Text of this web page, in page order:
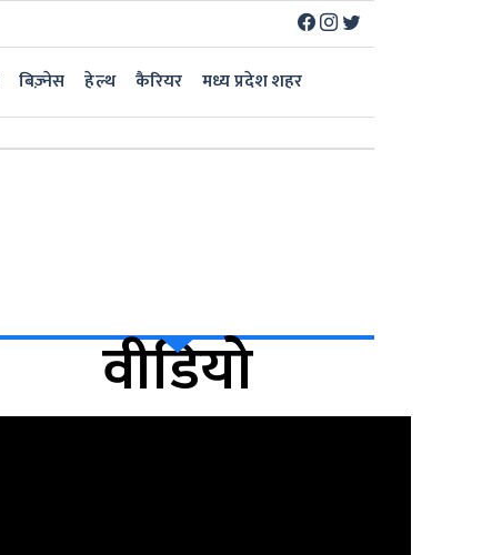
बिज़्नेस हेल्थ कैरियर मध्य प्रदेश शहर
वीडियो